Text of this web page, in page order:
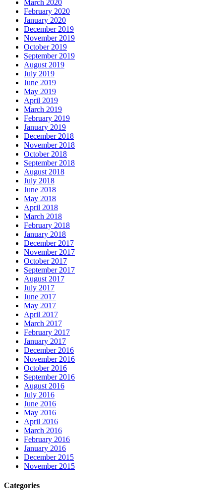
March 2020
February 2020
January 2020
December 2019
November 2019
October 2019
September 2019
August 2019
July 2019
June 2019
May 2019
April 2019
March 2019
February 2019
January 2019
December 2018
November 2018
October 2018
September 2018
August 2018
July 2018
June 2018
May 2018
April 2018
March 2018
February 2018
January 2018
December 2017
November 2017
October 2017
September 2017
August 2017
July 2017
June 2017
May 2017
April 2017
March 2017
February 2017
January 2017
December 2016
November 2016
October 2016
September 2016
August 2016
July 2016
June 2016
May 2016
April 2016
March 2016
February 2016
January 2016
December 2015
November 2015
Categories